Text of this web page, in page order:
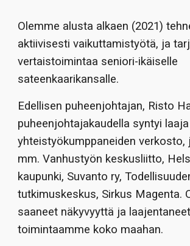
Olemme alusta alkaen (2021)
aktiivisesti vaikuttamistyötä, ja
vertaistoimintaa seniori-ikäiselle
sateenkaarikansalle.
Edellisen puheenjohtajan, Risto
puheenjohtajakaudella syntyi laaja
yhteistyökumppaneidenverkosto,
mm. Vanhustyön keskusliitto,
kaupunki, Suvanto ry,
tutkimuskeskus, Sirkus Magenta.
saaneet näkyvyyttä ja laajentaneet
toimintaamme koko maahan.